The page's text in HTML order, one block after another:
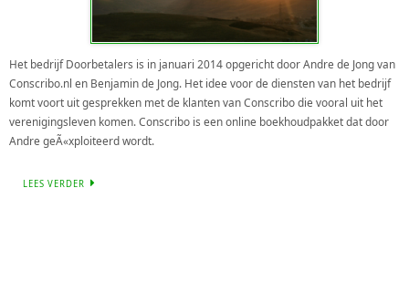
Het bedrijf Doorbetalers is in januari 2014 opgericht door Andre de Jong van
Conscribo.nl en Benjamin de Jong. Het idee voor de diensten van het bedrijf
komt voort uit gesprekken met de klanten van Conscribo die vooral uit het
verenigingsleven komen. Conscribo is een online boekhoudpakket dat door
Andre geÃ«xploiteerd wordt.
LEES VERDER